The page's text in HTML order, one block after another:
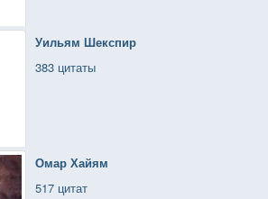
Уильям Шекспир
383 цитаты
Омар Хайям
517 цитат